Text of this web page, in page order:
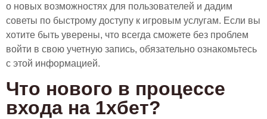
о новых возможностях для пользователей и дадим
советы по быстрому доступу к игровым услугам. Если вы
хотите быть уверены, что всегда сможете без проблем
войти в свою учетную запись, обязательно ознакомьтесь
с этой информацией.
Что нового в процессе
входа на 1хбет?